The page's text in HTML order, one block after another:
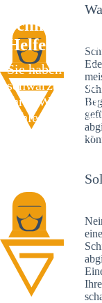
Helfer an
Sie haben
schwarze
Ihrer Wand
Schlechte
Sie haben einen